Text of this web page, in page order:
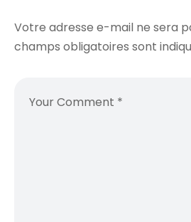
Votre adresse e-mail ne sera
champs obligatoires sont